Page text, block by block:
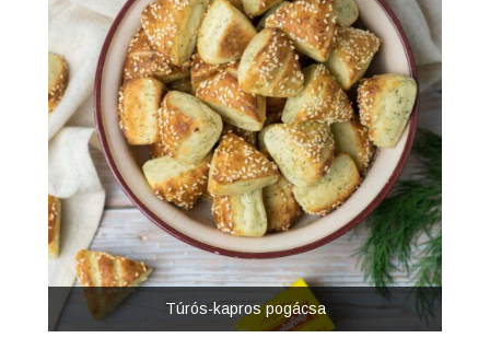
Túrós-kapros pogácsa